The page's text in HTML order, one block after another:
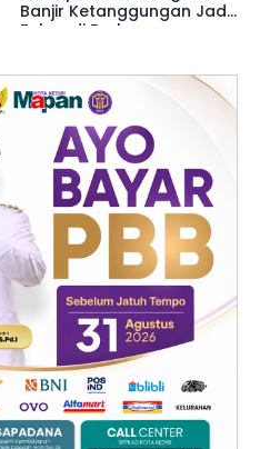
Banjir Ketanggungan Jadi
Fokus di Brebes